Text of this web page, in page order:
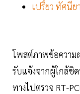
เปรี้ยว ทัศนีย
โพสต์ภาพข้อความ
รับแจ้งจากผู้ใกล้ชิด
ทางไปตรวจ RT-